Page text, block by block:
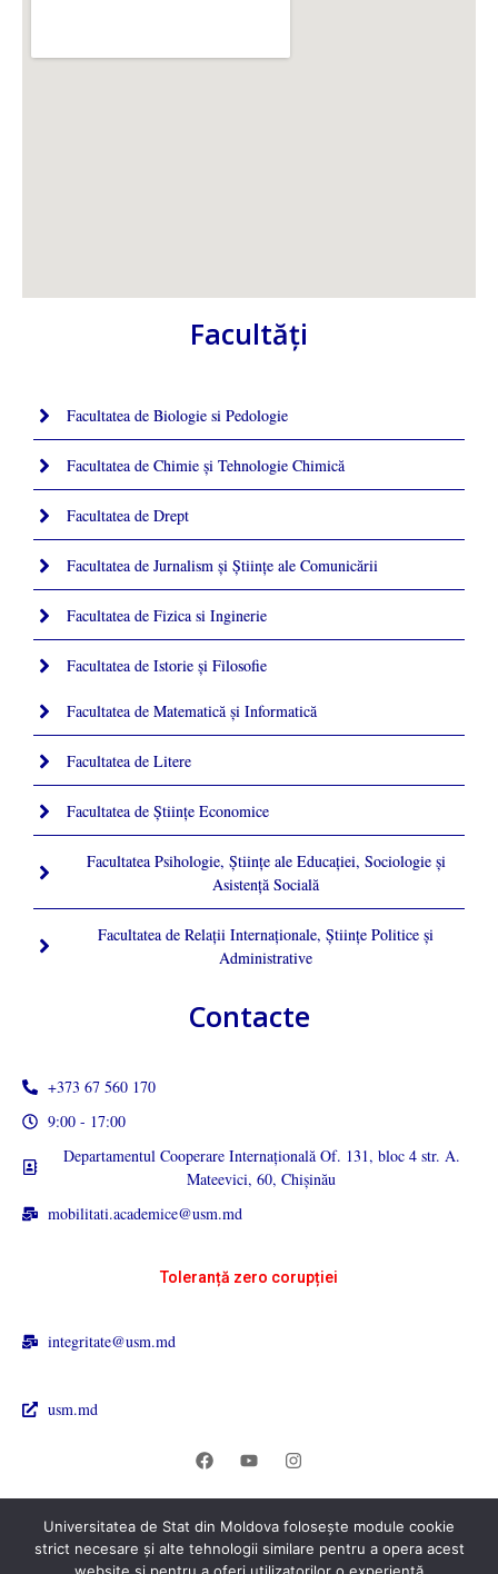
Facultăţi
Facultatea de Biologie si Pedologie
Facultatea de Chimie şi Tehnologie Chimică
Facultatea de Drept
Facultatea de Jurnalism şi Ştiinţe ale Comunicării
Facultatea de Fizica si Inginerie
Facultatea de Istorie şi Filosofie
Facultatea de Matematică şi Informatică
Facultatea de Litere
Facultatea de Științe Economice
Facultatea Psihologie, Ştiinţe ale Educaţiei, Sociologie și
Asistență Socială
Facultatea de Relaţii Internaţionale, Ştiinţe Politice şi
Administrative
Contacte
+373 67 560 170
9:00 - 17:00
Departamentul Cooperare Internațională Of. 131, bloc 4 str. A.
Mateevici, 60, Chișinău
mobilitati.academice@usm.md
Toleranță zero corupției
integritate@usm.md
usm.md
© 2026 Universitatea de Stat din Moldova. All rights reserved.
Universitatea de Stat din Moldova folosește module cookie
strict necesare și alte tehnologii similare pentru a opera acest